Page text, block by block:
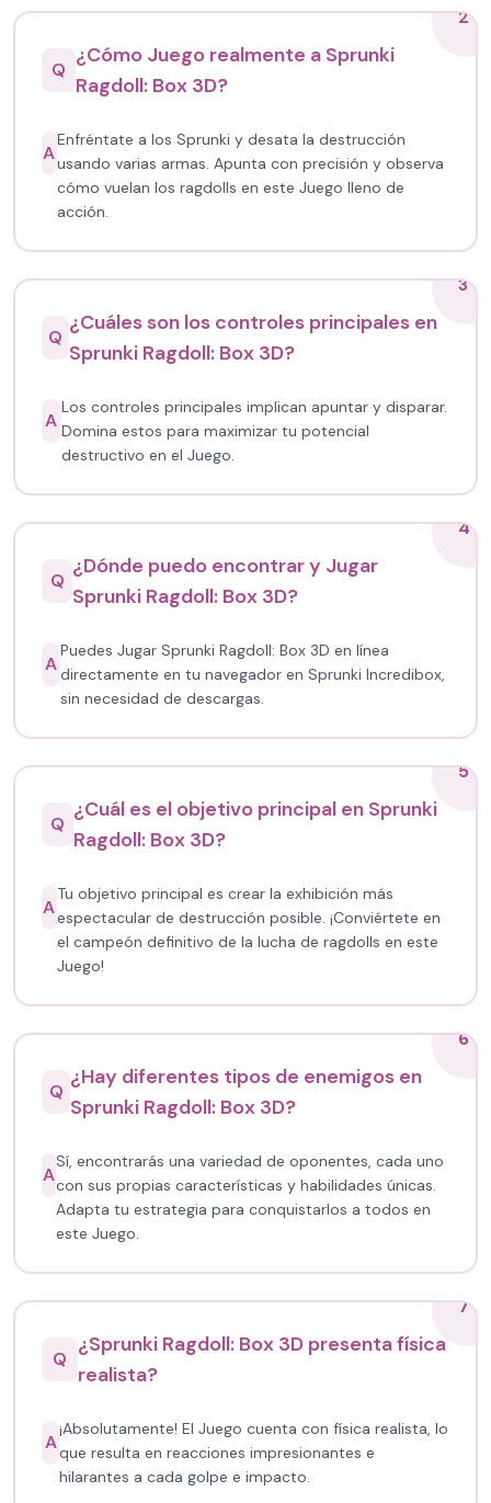
2
Q
¿Cómo Juego realmente a Sprunki
Ragdoll: Box 3D?
A
Enfréntate a los Sprunki y desata la destrucción
usando varias armas. Apunta con precisión y observa
cómo vuelan los ragdolls en este Juego lleno de
acción.
3
Q
¿Cuáles son los controles principales en
Sprunki Ragdoll: Box 3D?
A
Los controles principales implican apuntar y disparar.
Domina estos para maximizar tu potencial
destructivo en el Juego.
4
Q
¿Dónde puedo encontrar y Jugar
Sprunki Ragdoll: Box 3D?
A
Puedes Jugar Sprunki Ragdoll: Box 3D en línea
directamente en tu navegador en Sprunki Incredibox,
sin necesidad de descargas.
5
Q
¿Cuál es el objetivo principal en Sprunki
Ragdoll: Box 3D?
A
Tu objetivo principal es crear la exhibición más
espectacular de destrucción posible. ¡Conviértete en
el campeón definitivo de la lucha de ragdolls en este
Juego!
6
Q
¿Hay diferentes tipos de enemigos en
Sprunki Ragdoll: Box 3D?
A
Sí, encontrarás una variedad de oponentes, cada uno
con sus propias características y habilidades únicas.
Adapta tu estrategia para conquistarlos a todos en
este Juego.
7
Q
¿Sprunki Ragdoll: Box 3D presenta física
realista?
A
¡Absolutamente! El Juego cuenta con física realista, lo
que resulta en reacciones impresionantes e
hilarantes a cada golpe e impacto.